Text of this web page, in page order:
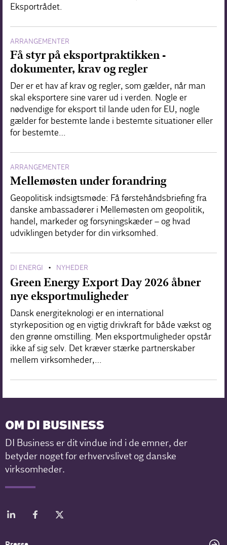
Eksportrådet.
ARRANGEMENTER
Få styr på eksportpraktikken -
dokumenter, krav og regler
Der er et hav af krav og regler, som gælder, når man
skal eksportere sine varer ud i verden. Nogle er
nødvendige for eksport til lande uden for EU, nogle
gælder for bestemte lande i bestemte situationer eller
for bestemte…
ARRANGEMENTER
Mellemøsten under forandring
Geopolitisk indsigtsmøde: Få førstehåndsbriefing fra
danske ambassadører i Mellemøsten om geopolitik,
handel, markeder og forsyningskæder – og hvad
udviklingen betyder for din virksomhed.
DI ENERGI • NYHEDER
Green Energy Export Day 2026 åbner
nye eksportmuligheder
Dansk energiteknologi er en international
styrkeposition og en vigtig drivkraft for både vækst og
den grønne omstilling. Men eksportmuligheder opstår
ikke af sig selv. Det kræver stærke partnerskaber
mellem virksomheder,…
OM DI BUSINESS
DI Business er dit vindue ind i de emner, der
betyder noget for erhvervslivet og danske
virksomheder.